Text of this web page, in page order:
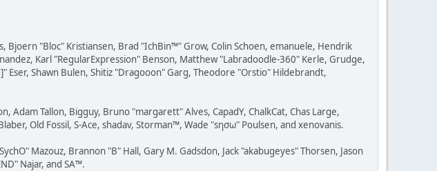
Bjoern "Bloc" Kristiansen, Brad "IchBin™" Grow, Colin Schoen, emanuele, Hendrik
Karl "RegularExpression" Benson, Matthew "Labradoodle-360" Kerle, Grudge,
Eser, Shawn Bulen, Shitiz "Dragooon" Garg, Theodore "Orstio" Hildebrandt,
Tallon, Bigguy, Bruno "margarett" Alves, CapadY, ChalkCat, Chas Large,
Old Fossil, S-Ace, shadav, Storman™, Wade "sησω" Poulsen, and xenovanis.
Mazouz, Brannon "B" Hall, Gary M. Gadsdon, Jack "akabugeyes" Thorsen, Jason
Najar, and SA™.